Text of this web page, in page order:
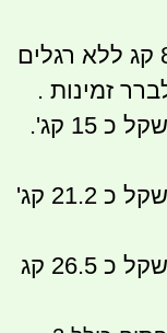
רמפה - 120 ס''מ - משקל כ 8.5 קג ללא רגלים
רמפה - 180 ס''מ כולל רגלים משקל כ 15 קג'.
רמפה - 240 ס''מ כולל רגלים משקל כ 21.2 קג'
רמפה - 300 ס''מ כולל רגלים משקל כ 26.5 קג